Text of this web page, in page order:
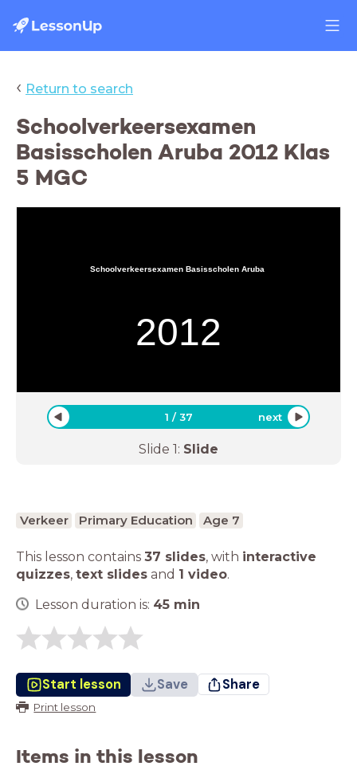
‹ Return to search
Schoolverkeersexamen
Basisscholen Aruba 2012 Klas
5 MGC
Schoolverkeersexamen Basisscholen Aruba
2012
1 /37 next
Slide 1: Slide
Verkeer Primary Education Age 7
This lesson contains 37 slides, with interactive
quizzes, text slides and 1 video.
Lesson duration is: 45 min
Start lesson Save Share
Print lesson
Items in this lesson